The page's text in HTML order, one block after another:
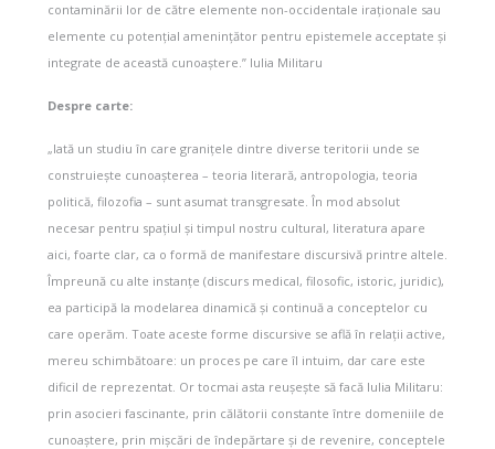
contaminării lor de către elemente non-occidentale iraționale sau
elemente cu potențial amenințător pentru epistemele acceptate și
integrate de această cunoaștere.” Iulia Militaru
Despre carte:
„Iată un studiu în care granițele dintre diverse teritorii unde se
construiește cunoașterea – teoria literară, antropologia, teoria
politică, filozofia – sunt asumat transgresate. În mod absolut
necesar pentru spațiul și timpul nostru cultural, literatura apare
aici, foarte clar, ca o formă de manifestare discursivă printre altele.
Împreună cu alte instanțe (discurs medical, filosofic, istoric, juridic),
ea participă la modelarea dinamică și continuă a conceptelor cu
care operăm. Toate aceste forme discursive se află în relații active,
mereu schimbătoare: un proces pe care îl intuim, dar care este
dificil de reprezentat. Or tocmai asta reușește să facă Iulia Militaru:
prin asocieri fascinante, prin călătorii constante între domeniile de
cunoaștere, prin mișcări de îndepărtare și de revenire, conceptele